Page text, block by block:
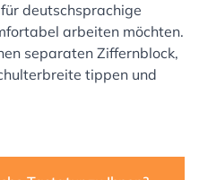
deutschsprachige
arbeiten möchten.
separaten Ziffernblock,
tippen und